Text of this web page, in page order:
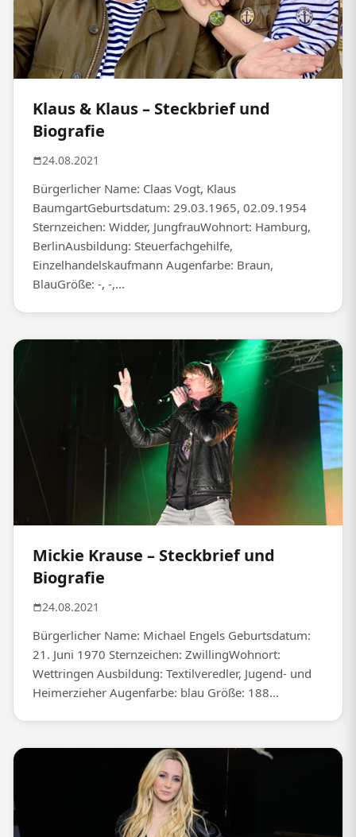
Klaus & Klaus – Steckbrief und
Biografie
24.08.2021
Bürgerlicher Name: Claas Vogt, Klaus
BaumgartGeburtsdatum: 29.03.1965, 02.09.1954
Sternzeichen: Widder, JungfrauWohnort: Hamburg,
BerlinAusbildung: Steuerfachgehilfe,
Einzelhandelskaufmann Augenfarbe: Braun,
BlauGröße: -, -,...
Mickie Krause – Steckbrief und
Biografie
24.08.2021
Bürgerlicher Name: Michael Engels Geburtsdatum:
21. Juni 1970 Sternzeichen: ZwillingWohnort:
Wettringen Ausbildung: Textilveredler, Jugend- und
Heimerzieher Augenfarbe: blau Größe: 188...